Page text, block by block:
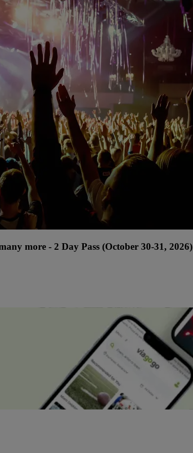
more - 2 Day Pass (October 30-31, 2026)